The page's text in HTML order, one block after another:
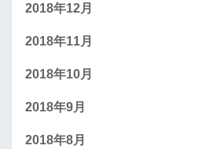
2018年12月
2018年11月
2018年10月
2018年9月
2018年8月